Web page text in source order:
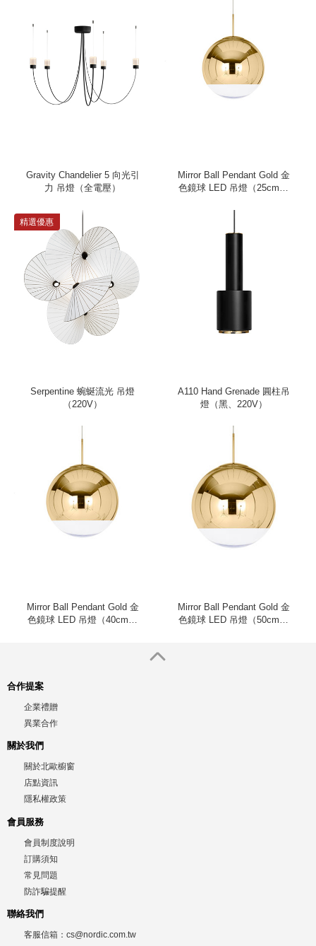
Gravity Chandelier 5 向光引
力 吊燈（全電壓）
Mirror Ball Pendant Gold 金
色鏡球 LED 吊燈（25cm、
精選優惠
Serpentine 蜿蜒流光 吊燈
（220V）
A110 Hand Grenade 圓柱吊
燈（黑、220V）
Mirror Ball Pendant Gold 金
色鏡球 LED 吊燈（40cm、
Mirror Ball Pendant Gold 金
色鏡球 LED 吊燈（50cm、
合作提案
企業禮贈
異業合作
關於我們
關於北歐櫥窗
店點資訊
隱私權政策
會員服務
會員制度說明
訂購須知
常見問題
防詐騙提醒
聯絡我們
客服信箱： cs@nordic.com.tw